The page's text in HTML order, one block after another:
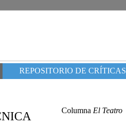
REPOSITORIO DE CRÍTICAS
Columna El Teatro